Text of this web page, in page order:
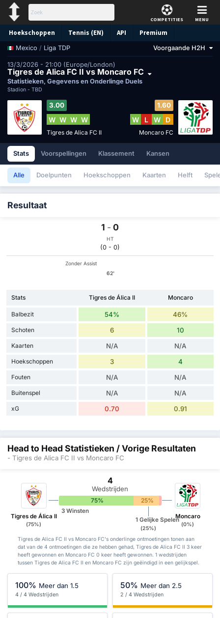
COMPETITIES MENU
Hoekschoppen Tennis (EN) API Premium
Voorspelling
Mexico / Liga TDP Voorgaande H2H
13/3/2026 - 21:00 (Europe/London)
Tigres de Alica FC II vs Moncaro FC
Statistieken, Gegevens en Onderlinge Duels
Stadion - TBD
3.00
W W W W
Tigres de Alica FC II
1.60
W L W D
Moncaro FC
Stats Voorspellingen Klassement Kansen
Alle Doelpunten Hoekschoppen Kaarten Helft
Resultaat
1 - 0
HT
(0 - 0)
Zonder Assist
62'
Stats Tigres de Álica II Moncaro
Balbezit 54% 46%
Schoten 6 10
Kaarten N/A N/A
Hoekschoppen 3 4
Fouten N/A N/A
Buitenspel N/A N/A
xG 0.70 0.91
Head to Head Statistieken / Vorige Resultaten
- Tigres de Alica FC II vs Moncaro FC
Tigres de Álica II
(75%)
4
Wedstrijden
75% 25% 0%
3 Winsten
1 Gelijke Spelen
(25%)
Moncaro
(0%)
Tigres de Alica FC II vs Moncaro FC's onderlinge ontmoetingen tonen aan
dat van de 4 ontmoetingen die ze hebben gehad, Tigres de Alica FC II 3 keer
heeft gewonnen en Moncaro FC 0 keer heeft gewonnen. 1 wedstrijden
tussen Tigres de Alica FC II en Moncaro FC zijn geëindigd in een gelijkspel.
100% Meer dan 1.5
4 / 4 Wedstrijden
50% Meer dan 2.5
2 / 4 Wedstrijden